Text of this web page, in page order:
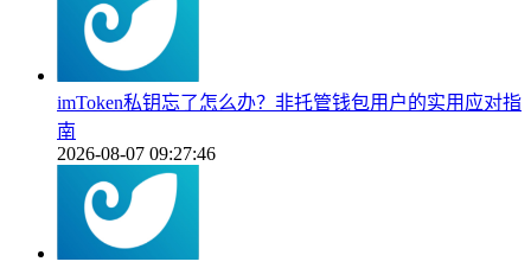
imToken私钥忘了怎么办？非托管钱包用户的实用应对指
南
2026-08-07 09:27:46